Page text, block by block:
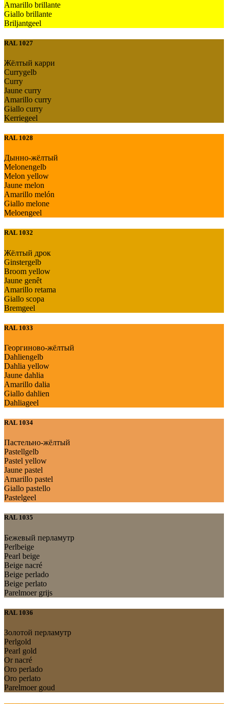
Amarillo brillante
Giallo brillante
Briljantgeel
RAL 1027
Жёлтый карри
Currygelb
Curry
Jaune curry
Amarillo curry
Giallo curry
Kerriegeel
RAL 1028
Дынно-жёлтый
Melonengelb
Melon yellow
Jaune melon
Amarillo melón
Giallo melone
Meloengeel
RAL 1032
Жёлтый дрок
Ginstergelb
Broom yellow
Jaune genêt
Amarillo retama
Giallo scopa
Bremgeel
RAL 1033
Георгиново-жёлтый
Dahliengelb
Dahlia yellow
Jaune dahlia
Amarillo dalia
Giallo dahlien
Dahliageel
RAL 1034
Пастельно-жёлтый
Pastellgelb
Pastel yellow
Jaune pastel
Amarillo pastel
Giallo pastello
Pastelgeel
RAL 1035
Бежевый перламутр
Perlbeige
Pearl beige
Beige nacré
Beige perlado
Beige perlato
Parelmoer grijs
RAL 1036
Золотой перламутр
Perlgold
Pearl gold
Or nacré
Oro perlado
Oro perlato
Parelmoer goud